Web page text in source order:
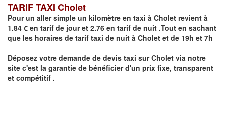
TARIF TAXI Cholet
Pour un aller simple un kilomètre en taxi à Cholet revient à
1.84 € en tarif de jour et 2.76 en tarif de nuit .Tout en sachant
que les horaires de tarif taxi de nuit à Cholet et de 19h et 7h
Déposez votre demande de devis taxi surCholet via notre
site c'est la garantie de bénéficier d'un prix fixe, transparent
et compétitif .